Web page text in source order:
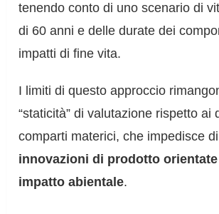
tenendo conto di uno scenario di
di 60 anni e delle durate dei
impatti di fine vita.
I limiti di questo approccio
“staticità” di valutazione rispetto ai
comparti materici, che impedisce di
innovazioni di prodotto
impatto abientale.